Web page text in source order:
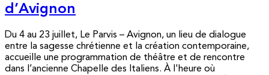
d’Avignon
Du 4 au 23 juillet, Le Parvis – Avignon, un lieu de dialogue
entre la sagesse chrétienne et la création contemporaine,
accueille une programmation de théâtre et de rencontre
dans l’ancienne Chapelle des Italiens. À l'heure où